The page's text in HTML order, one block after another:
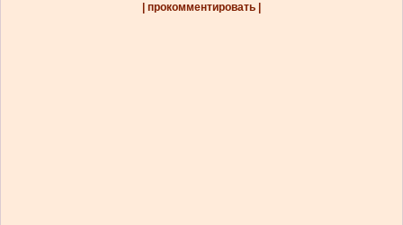
| прокомментировать |